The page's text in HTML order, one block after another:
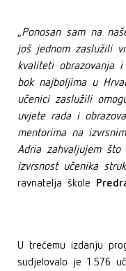
Ponosan sam na
još jednom zaslužili
kvaliteti obrazovanja
bok najboljima u
učenici zaslužili
uvjete rada i
mentorima na
Adria zahvaljujem
izvrsnost učenika
ravnatelja škole
U trećemu izdanju
sudjelovalo je 1.576